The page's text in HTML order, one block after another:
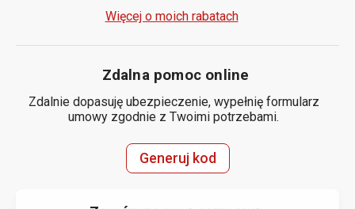
Więcej o moich rabatach
Zdalna pomoc online
Zdalnie dopasuję ubezpieczenie, wypełnię formularz
umowy zgodnie z Twoimi potrzebami.
Generuj kod